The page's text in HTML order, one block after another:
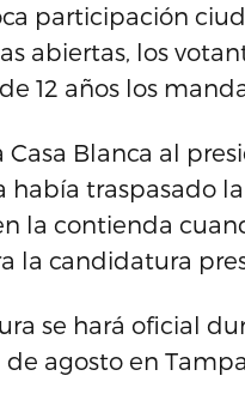
participación
abiertas, los
12 años los
Blanca al
traspasado
la contienda
la candidatura
se hará oficial
agosto en